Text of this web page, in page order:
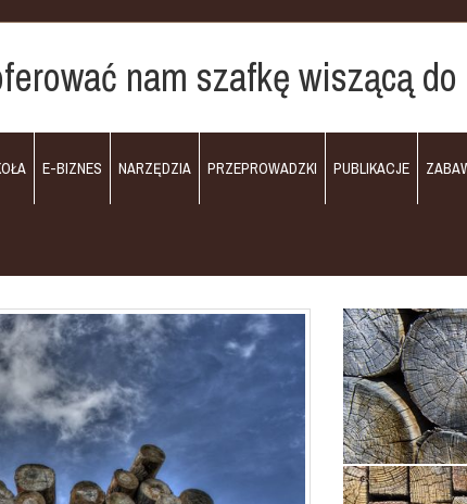
nam szafkę wiszącą
E-BIZNES NARZĘDZIA PRZEPROWADZKI PUBLIKACJE